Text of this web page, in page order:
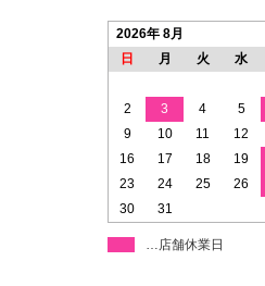
2026年 8月
日
月 火 水
2
3 4 5
9
10 11 12
16
17 18 19
23
24 25 26
30
31
…店舗休業日